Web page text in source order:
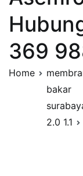
369
Home
bakar
2.0 1.1